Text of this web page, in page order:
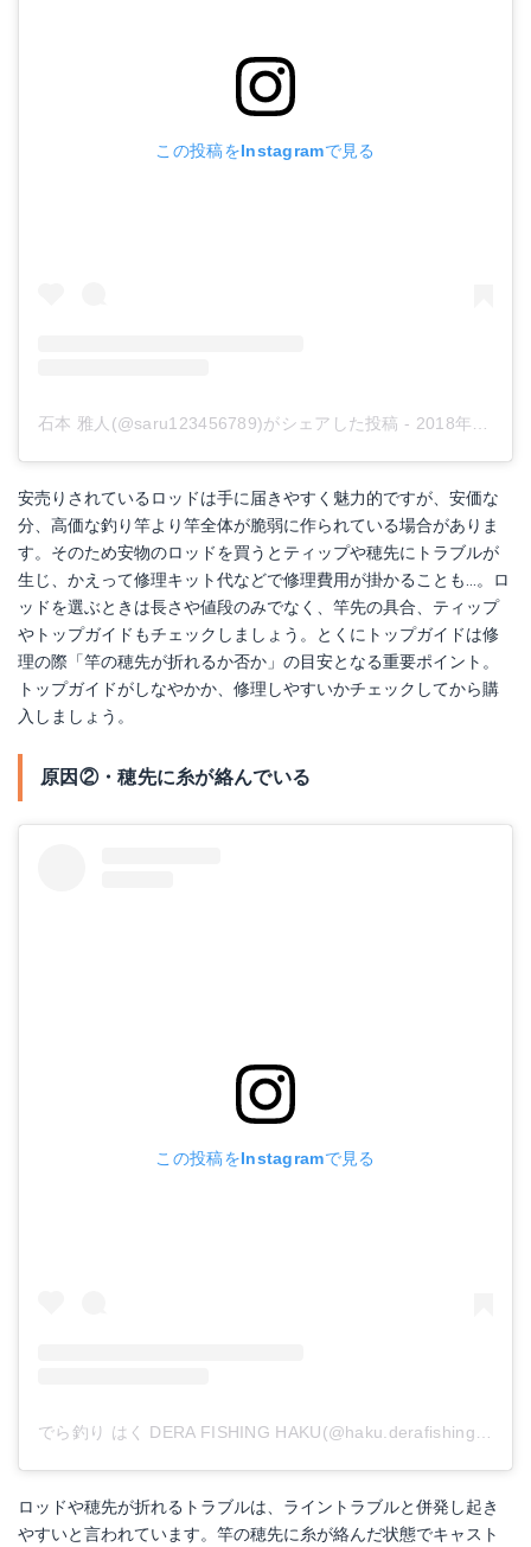
この投稿をInstagramで見る
石本 雅人(@saru123456789)がシェアした投稿 - 2018年 9月月7日午後5時16分PDT
安売りされているロッドは手に届きやすく魅力的ですが、安価な
分、高価な釣り竿より竿全体が脆弱に作られている場合がありま
す。そのため安物のロッドを買うとティップや穂先にトラブルが
生じ、かえって修理キット代などで修理費用が掛かることも…。ロ
ッドを選ぶときは長さや値段のみでなく、竿先の具合、ティップ
やトップガイドもチェックしましょう。とくにトップガイドは修
理の際「竿の穂先が折れるか否か」の目安となる重要ポイント。
トップガイドがしなやかか、修理しやすいかチェックしてから購
入しましょう。
原因②・穂先に糸が絡んでいる
この投稿をInstagramで見る
ロッドや穂先が折れるトラブルは、ライントラブルと併発し起き
やすいと言われています。竿の穂先に糸が絡んだ状態でキャスト